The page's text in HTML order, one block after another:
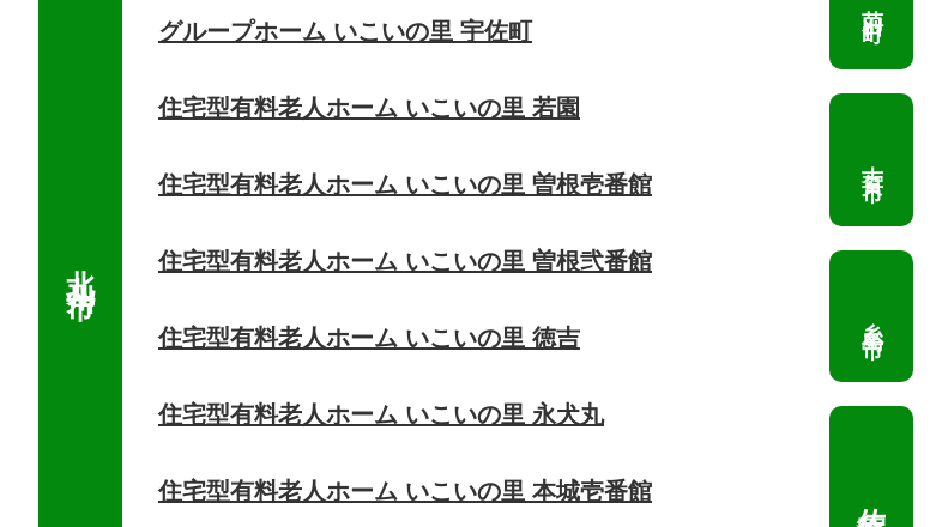
グループホーム いこいの里 宇佐町
住宅型有料老人ホーム いこいの里 若園
住宅型有料老人ホーム いこいの里 曽根壱番館
住宅型有料老人ホーム いこいの里 曽根弐番館
住宅型有料老人ホーム いこいの里 徳吉
住宅型有料老人ホーム いこいの里 永犬丸
住宅型有料老人ホーム いこいの里 本城壱番館